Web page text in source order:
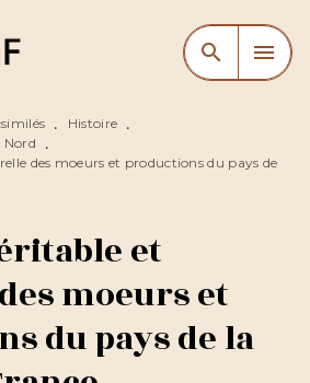
CONTENU
search menu
• Histoire •
Nord
•
des moeurs et productions du pays de
et
moeurs et
du pays de la